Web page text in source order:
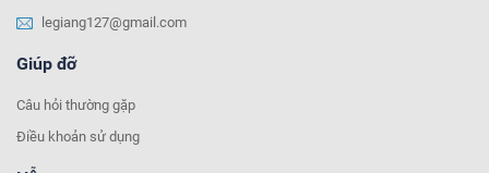
legiang127@gmail.com
Giúp đỡ
Câu hỏi thường gặp
Điều khoản sử dụng